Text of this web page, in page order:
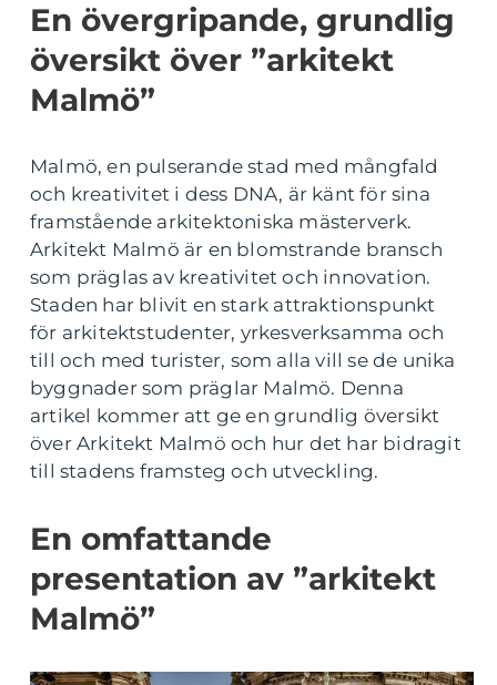
En övergripande, grundlig
översikt över ”arkitekt
Malmö”
Malmö, en pulserande stad med mångfald
och kreativitet i dess DNA, är känt för sina
framstående arkitektoniska mästerverk.
Arkitekt Malmö är en blomstrande bransch
som präglas av kreativitet och innovation.
Staden har blivit en stark attraktionspunkt
för arkitektstudenter, yrkesverksamma och
till och med turister, som alla vill se de unika
byggnader som präglar Malmö. Denna
artikel kommer att ge en grundlig översikt
över Arkitekt Malmö och hur det har bidragit
till stadens framsteg och utveckling.
En omfattande
presentation av ”arkitekt
Malmö”